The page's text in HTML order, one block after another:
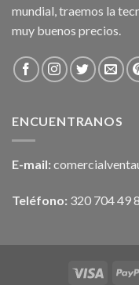
mundial, traemos la
muy buenos precios.
ENCUENTRANOS
E-mail:
Teléfono: 320 704 49